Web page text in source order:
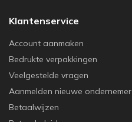
Klantenservice
Account aanmaken
Bedrukte verpakkingen
Veelgestelde vragen
Aanmelden nieuwe ondernemer
Betaalwijzen